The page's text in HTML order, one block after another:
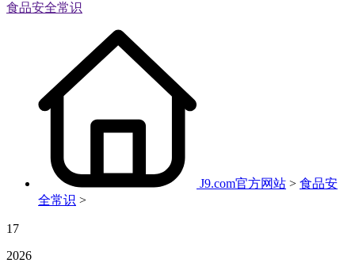
食品安全常识
J9.com官方网站 > 食品安
全常识 >
17
2026